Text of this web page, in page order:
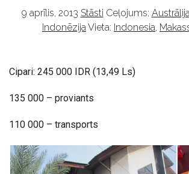
9 aprīlis, 2013 Stāsti Ceļojums:
IndonēzijaVieta: Indonesia,
Cipari: 245 000 IDR (13,49 Ls)
135 000 – proviants
110 000 – transports